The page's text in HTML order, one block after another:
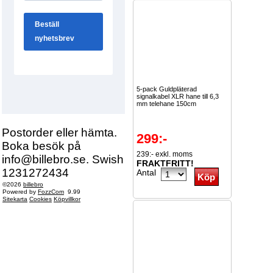
Postorder eller hämta.
Boka besök på
info@billebro.se. Swish
1231272434
©2026 billebro
Powered by FozzCom 9.99
Sitekarta Cookies Köpvillkor
5-pack Guldpläterad
signalkabel XLR hane till 6,3
mm telehane 150cm
299:-
239:- exkl. moms
FRAKTFRITT!
Antal